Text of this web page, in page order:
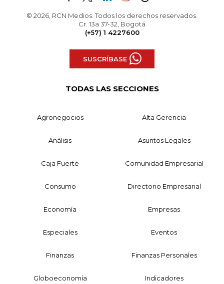
© 2026, RCN Medios. Todos los derechos reservados.
Cr. 13a 37-32, Bogotá
(+57) 1 4227600
SUSCRÍBASE
TODAS LAS SECCIONES
Agronegocios Alta Gerencia
Análisis Asuntos Legales
Caja Fuerte Comunidad Empresarial
Consumo Directorio Empresarial
Economía Empresas
Especiales Eventos
Finanzas Finanzas Personales
Globoeconomía Indicadores